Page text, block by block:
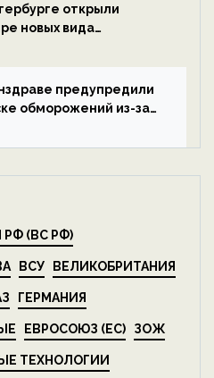
открыли
новых вида
на ECOportal
предупредили
обморожений из-за
РФ (ВС РФ)
ВСУ ВЕЛИКОБРИТАНИЯ
ГЕРМАНИЯ
ЕВРОСОЮЗ (ЕС) ЗОЖ
ТЕХНОЛОГИИ